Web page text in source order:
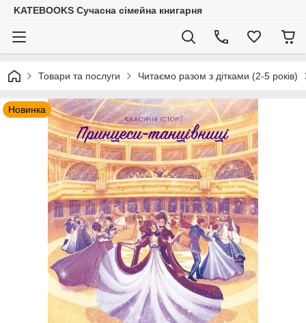
KATEBOOKS Сучасна сімейна книгарня
Товари та послуги Читаємо разом з дітками (2-5 років)
Новинка